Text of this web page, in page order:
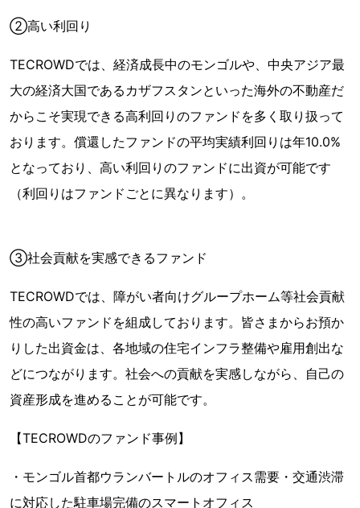
②高い利回り
TECROWDでは、経済成長中のモンゴルや、中央アジア最
大の経済大国であるカザフスタンといった海外の不動産だ
からこそ実現できる高利回りのファンドを多く取り扱って
おります。償還したファンドの平均実績利回りは年10.0%
となっており、高い利回りのファンドに出資が可能です
（利回りはファンドごとに異なります）。
③社会貢献を実感できるファンド
TECROWDでは、障がい者向けグループホーム等社会貢献
性の高いファンドを組成しております。皆さまからお預か
りした出資金は、各地域の住宅インフラ整備や雇用創出な
どにつながります。社会への貢献を実感しながら、自己の
資産形成を進めることが可能です。
【TECROWDのファンド事例】
・モンゴル首都ウランバートルのオフィス需要・交通渋滞
に対応した駐車場完備のスマートオフィス